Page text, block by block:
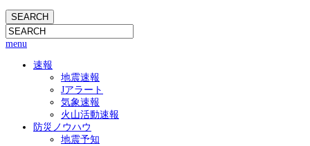
menu
速報
地震速報
Jアラート
気象速報
火山活動速報
防災ノウハウ
地震予知